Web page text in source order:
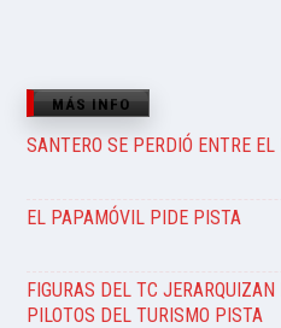
MÁS INFO
SANTERO SE PERDIÓ ENTRE EL
EL PAPAMÓVIL PIDE PISTA
FIGURAS DEL TC
PILOTOS DEL TURISMO PISTA